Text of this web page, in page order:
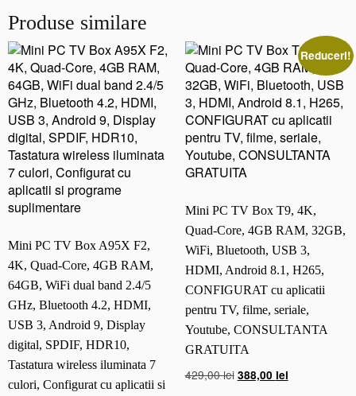
Produse similare
Mini PC TV Box A95X F2,
4K, Quad-Core, 4GB RAM,
64GB, WiFi dual band 2.4/5
GHz, Bluetooth 4.2, HDMI,
USB 3, Android 9, Display
digital, SPDIF, HDR10,
Tastatura wireless iluminata 7
culori, Configurat cu aplicatii si
Reduceri!
Mini PC TV Box T9, 4K,
Quad-Core, 4GB RAM, 32GB,
WiFi, Bluetooth, USB 3,
HDMI, Android 8.1, H265,
CONFIGURAT cu aplicatii
pentru TV, filme, seriale,
Youtube, CONSULTANTA
GRATUITA
429,00lei Prețul
388,00 leiPrețul